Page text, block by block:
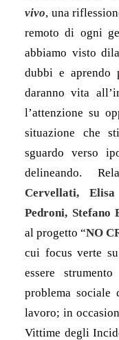
vivo, una
remoto di ogni
abbiamo visto
dubbi e aprendo
daranno vita
l’attenzione su
situazione che
sguardo verso
delineando.
Cervellati, Elisa
Pedroni, Stefano
al progetto “NO
cui focus verte
essere
problema
lavoro; in
Vittime degli